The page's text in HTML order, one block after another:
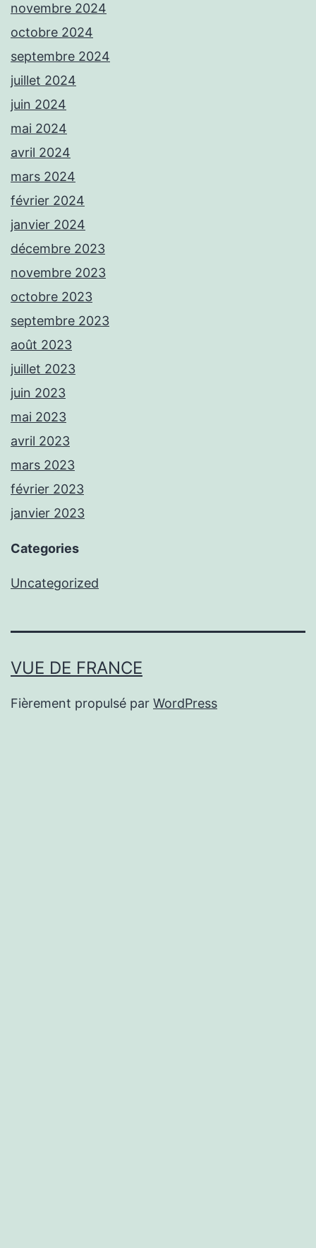
novembre 2024
octobre 2024
septembre 2024
juillet 2024
juin 2024
mai 2024
avril 2024
mars 2024
février 2024
janvier 2024
décembre 2023
novembre 2023
octobre 2023
septembre 2023
août 2023
juillet 2023
juin 2023
mai 2023
avril 2023
mars 2023
février 2023
janvier 2023
Categories
Uncategorized
VUE DE FRANCE
Fièrement propulsé par WordPress